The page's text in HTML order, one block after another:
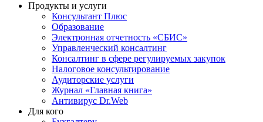
Продукты и услуги
Консультант Плюс
Образование
Электронная отчетность «СБИС»
Управленческий консалтинг
Консалтинг в сфере регулируемых закупок
Налоговое консультирование
Аудиторские услуги
Журнал «Главная книга»
Антивирус Dr.Web
Для кого